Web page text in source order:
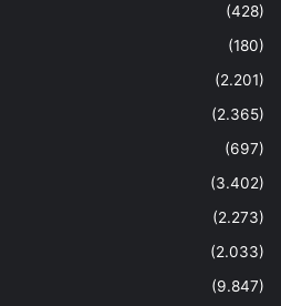
(428)
(180)
(2.201)
(2.365)
(697)
(3.402)
(2.273)
(2.033)
(9.847)